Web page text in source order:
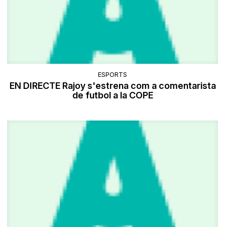
ESPORTS
EN DIRECTE Rajoy s'estrena com a comentarista
de futbol a la COPE